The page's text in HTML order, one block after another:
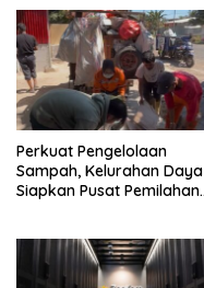
Perkuat Pengelolaan
Sampah, Kelurahan Daya
Siapkan Pusat Pemilahan